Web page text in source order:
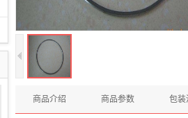
商品介绍 商品参数 包装